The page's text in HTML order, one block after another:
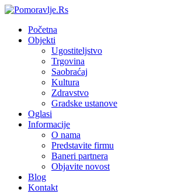
Početna
Objekti
Ugostiteljstvo
Trgovina
Saobraćaj
Kultura
Zdravstvo
Gradske ustanove
Oglasi
Informacije
O nama
Predstavite firmu
Baneri partnera
Objavite novost
Blog
Kontakt